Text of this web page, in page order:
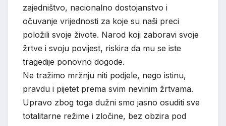
zajedništvo, nacionalno dostojanstvo i
očuvanje vrijednosti za koje su naši preci
položili svoje živote. Narod koji zaboravi svoje
žrtve i svoju povijest, riskira da mu se iste
tragedije ponovno dogode.
Ne tražimo mržnju niti podjele, nego istinu,
pravdu i pijetet prema svim nevinim žrtvama.
Upravo zbog toga dužni smo jasno osuditi sve
totalitarne režime i zločine, bez obzira pod